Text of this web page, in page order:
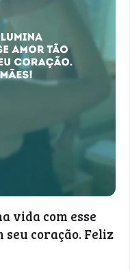
vida com esse
seu coração. Feliz